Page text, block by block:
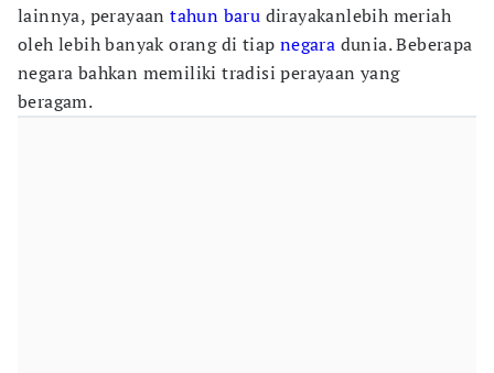
lainnya, perayaantahun baru dirayakanlebih meriah
oleh lebih banyak orang di tiap negara dunia. Beberapa
negara bahkan memiliki tradisi perayaan yang
beragam.